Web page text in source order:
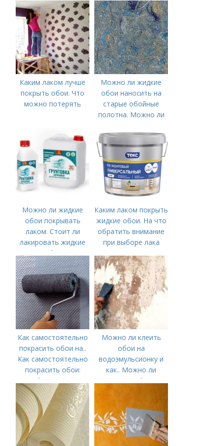
ОБОЯМИ –
ПОШАГОВОЕ
ОПИСАНИЕ
пачкая обои
Каким лаком лучше
покрыть обои. Что
можно потерять
Можно ли жидкие
обои наносить на
старые обойные
полотна. Можно ли
обои на обои. На
какую поверхность
наносят жидкие
обои. Как наносить
жидкие обои
Можно ли жидкие
обои покрывать
лаком. Стоит ли
лакировать жидкие
обои
Каким лаком покрыть
жидкие обои. На что
обратить внимание
при выборе лака
Как самостоятельно
покрасить обои на..
Как самостоятельно
покрасить обои:
выбор краски и
обоев, технология
окрашивания в один
или несколько
цветов
Можно ли клеить
обои на
водоэмульсионку и
как.. Можно ли
наклеить обои на
водоэмульсионную
краску